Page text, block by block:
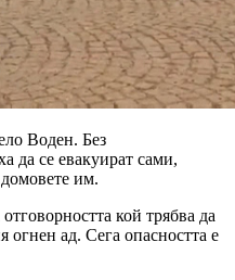
Воден. Без
да се евакуират сами,
им.
кой трябва да
ад. Сега опасността е